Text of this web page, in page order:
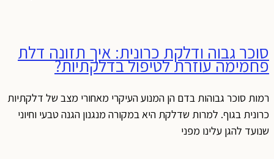
סוכר גבוה ודלקת כרונית: איך תזונה דלת
פחמימה עוזרת לטיפול בדלקתיות?
רמות סוכר גבוהות בדם הן המנוע העיקרי מאחורי מצב של דלקתיות
כרונית בגוף. למרות שדלקת היא במקורה מנגנון הגנה טבעי וחיוני
שנועד להגן עלינו מפני